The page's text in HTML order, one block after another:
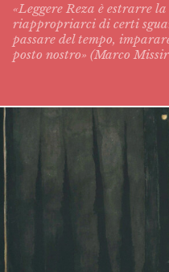
«Leggere Reza è estrarre
riappropriarci di certi
passare del tempo,
posto nostro» (Marco